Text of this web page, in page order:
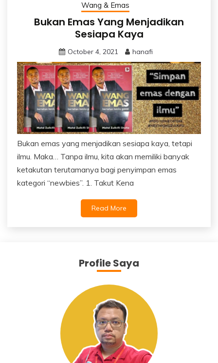
Wang & Emas
Bukan Emas Yang Menjadikan
Sesiapa Kaya
October 4, 2021 hanafi
Bukan emas yang menjadikan sesiapa kaya, tetapi
ilmu. Maka… Tanpa ilmu, kita akan memiliki banyak
ketakutan terutamanya bagi penyimpan emas
kategori “newbies”. 1. Takut Kena
Read More
Profile Saya